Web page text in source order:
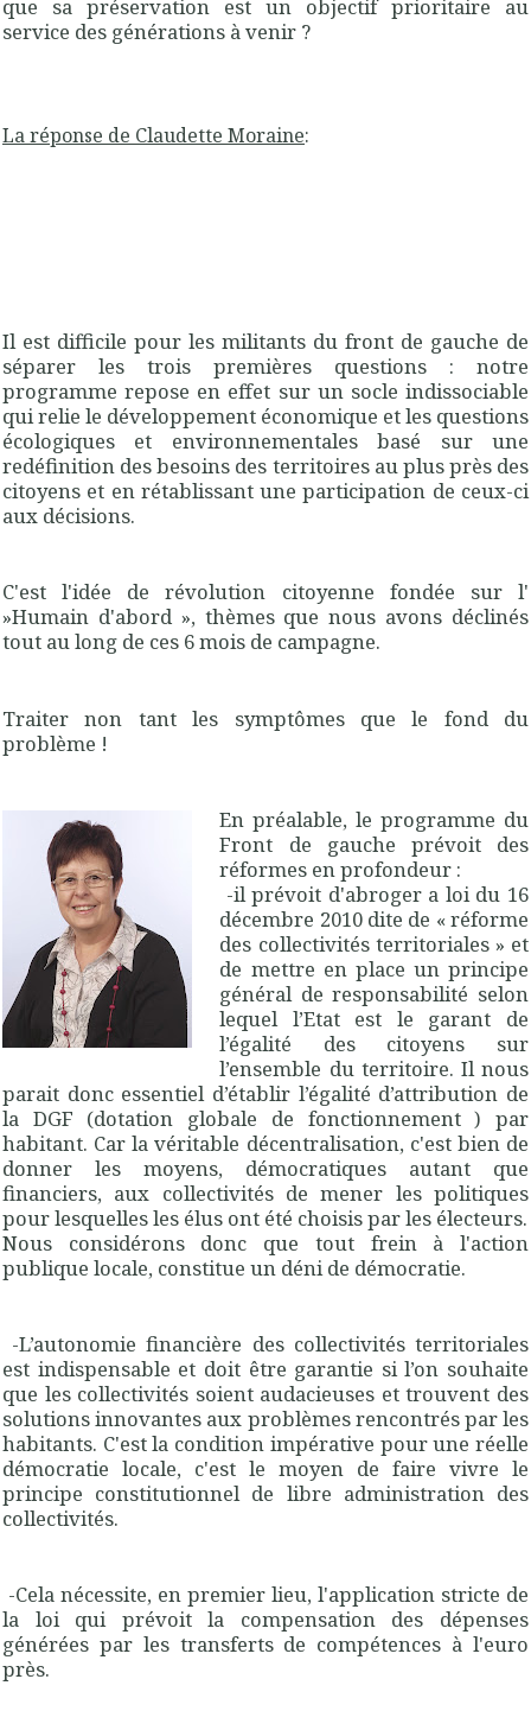
que sa préservation est un objectif prioritaire au
service des générations à venir ?
La réponse de Claudette Moraine:
Il est difficile pour les militants du front de gauche de
séparer les trois premières questions : notre
programme repose en effet sur un socle indissociable
qui relie le développement économique et les questions
écologiques et environnementales basé sur une
redéfinition des besoins des territoires au plus près des
citoyens et en rétablissant une participation de ceux-ci
aux décisions.
C'est l'idée de révolution citoyenne fondée sur l'
»Humain d'abord », thèmes que nous avons déclinés
tout au long de ces 6 mois de campagne.
Traiter non tant les symptômes que le fond du
problème !
En préalable, le programme du
Front de gauche prévoit des
réformes en profondeur :
-il prévoit d'abroger a loi du 16
décembre 2010 dite de « réforme
des collectivités territoriales » et
de mettre en place un principe
général de responsabilité selon
lequel l’Etat est le garant de
l’égalité des citoyens sur
l’ensemble du territoire. Il nous
parait donc essentiel d’établir l’égalité d’attribution de
la DGF (dotation globale de fonctionnement ) par
habitant. Car la véritable décentralisation, c'est bien de
donner les moyens, démocratiques autant que
financiers, aux collectivités de mener les politiques
pour lesquelles les élus ont été choisis par les électeurs.
Nous considérons donc que tout frein à l'action
publique locale, constitue un déni de démocratie.
-L’autonomie financière des collectivités territoriales
est indispensable et doit être garantie si l’on souhaite
que les collectivités soient audacieuses et trouvent des
solutions innovantes aux problèmes rencontrés par les
habitants. C'est la condition impérative pour une réelle
démocratie locale, c'est le moyen de faire vivre le
principe constitutionnel de libre administration des
collectivités.
-Cela nécessite, en premier lieu, l'application stricte de
la loi qui prévoit la compensation des dépenses
générées par les transferts de compétences à l'euro
près.